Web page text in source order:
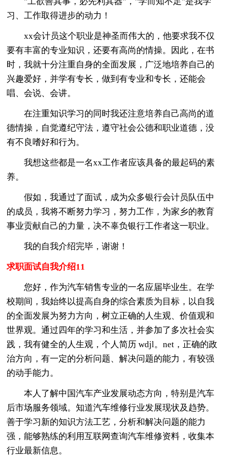
习、工作取得进步的动力！
xx会计员这个职业是神圣而伟大的，他要求我不仅
要有丰富的专业知识，还要有高尚的情操。因此，在书
时，我就十分注重自身的全面发展，广泛地培养自己的
兴趣爱好，并学有专长，做到有专业和专长，还能会
唱、会说、会讲。
在注重知识学习的同时我还注意培养自己高尚的道
德情操，自觉遵纪守法，遵守社会公德和职业道德，没
有不良嗜好和行为。
我想这些都是一名xx工作者应该具备的最起码的素
养。
假如，我通过了面试，成为众多银行会计员队伍中
的成员，我将不断努力学习，努力工作，为家乡的教育
事业贡献自己的力量，决不辜负银行工作者这一职业。
我的自我介绍完毕，谢谢！
求职面试自我介绍11
您好，作为汽车销售专业的一名应届毕业生。在学
校期间，我始终以提高自身的综合素质为目标，以自我
的全面发展为努力方向，树立正确的人生观、价值观和
世界观。通过四年的学习和生活，并参加了多次社会实
践，我有健全的人生观，个人简历 wdjl。net，正确的政
治方向，有一定的分析问题、解决问题的能力，有较强
的动手能力。
本人了解中国汽车产业发展动态方向，特别是汽车
后市场服务领域。知道汽车维修行业发展现状及趋势。
善于学习新的知识方法工艺，分析和解决问题的能力
强，能够熟练的利用互联网查询汽车维修资料，收集本
行业最新信息。